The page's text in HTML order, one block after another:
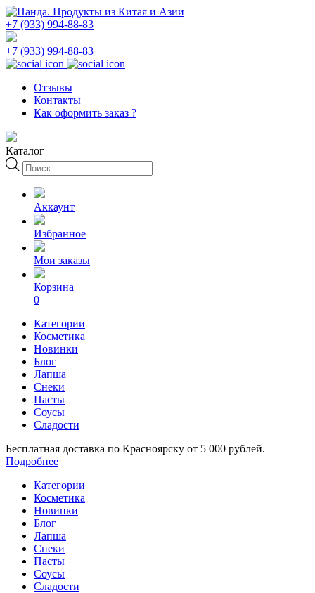
+7 (933) 994-88-83
+7 (933) 994-88-83
Отзывы
Контакты
Как оформить заказ ?
Каталог
Поиск
товаров
Аккаунт
Избранное
Мои заказы
Корзина
0
Категории
Косметика
Новинки
Блог
Лапша
Снеки
Пасты
Соусы
Сладости
Бесплатная доставка по Красноярску от 5 000 рублей.
Подробнее
Категории
Косметика
Новинки
Блог
Лапша
Снеки
Пасты
Соусы
Сладости